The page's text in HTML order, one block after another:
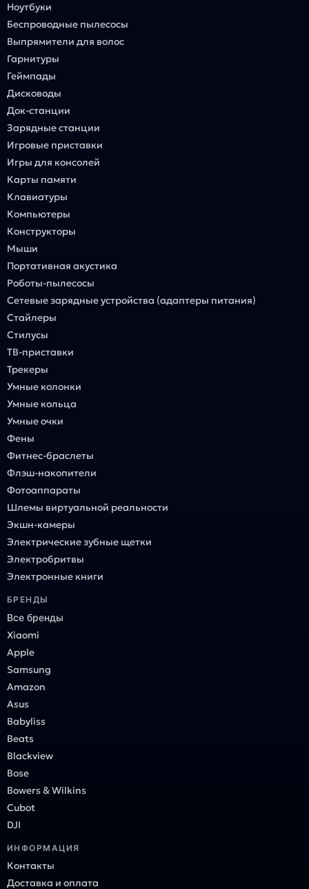
Ноутбуки
Беспроводные пылесосы
Выпрямители для волос
Гарнитуры
Геймпады
Дисководы
Док-станции
Зарядные станции
Игровые приставки
Игры для консолей
Карты памяти
Клавиатуры
Компьютеры
Конструкторы
Мыши
Портативная акустика
Роботы-пылесосы
Сетевые зарядные устройства (адаптеры питания)
Стайлеры
Стилусы
ТВ-приставки
Трекеры
Умные колонки
Умные кольца
Умные очки
Фены
Фитнес-браслеты
Флэш-накопители
Фотоаппараты
Шлемы виртуальной реальности
Экшн-камеры
Электрические зубные щетки
Электробритвы
Электронные книги
БРЕНДЫ
Все бренды
Xiaomi
Apple
Samsung
Amazon
Asus
Babyliss
Beats
Blackview
Bose
Bowers & Wilkins
Cubot
DJI
ИНФОРМАЦИЯ
Контакты
Доставка и оплата